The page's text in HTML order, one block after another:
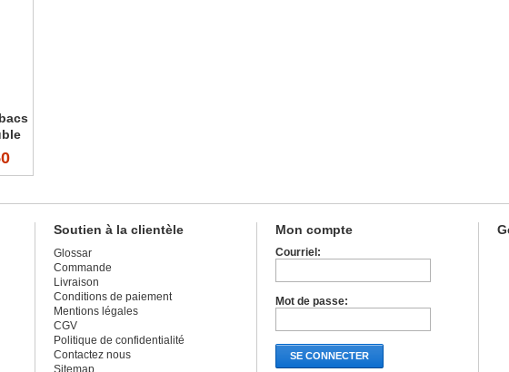
Soutien à la clientèle
Glossar
Commande
Livraison
Conditions de paiement
Mentions légales
CGV
Politique de confidentialité
Contactez nous
Sitemap
Mon compte
Courriel:
Mot de passe:
SE CONNECTER